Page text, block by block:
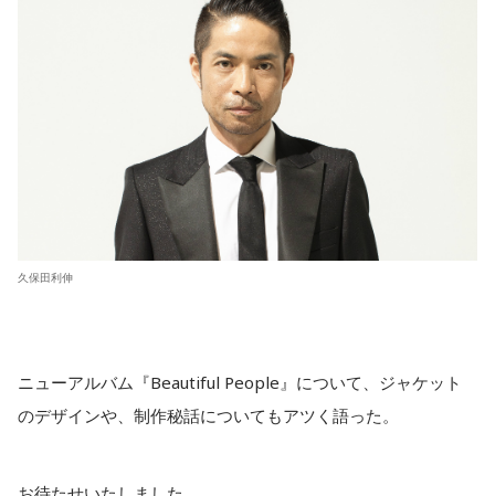
久保田利伸
ニューアルバム『Beautiful People』について、ジャケット
のデザインや、制作秘話についてもアツく語った。